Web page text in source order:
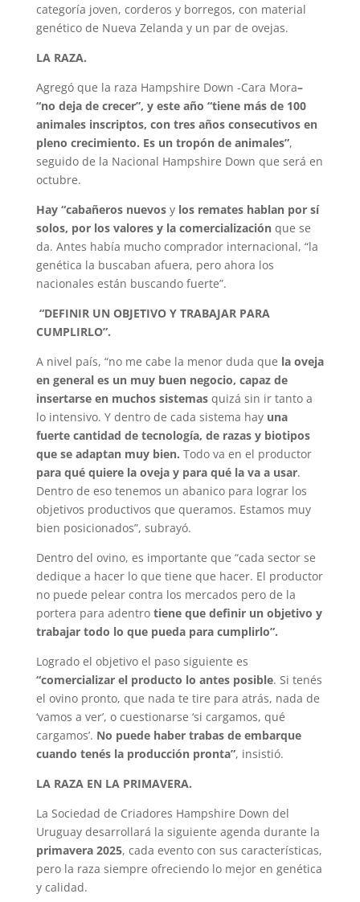
categoría joven, corderos y borregos, con material
genético de Nueva Zelanda y un par de ovejas.
LA RAZA.
Agregó que la raza Hampshire Down -Cara Mora–
“no deja de crecer”, y este año “tiene más de 100
animales inscriptos, con tres años consecutivos en
pleno crecimiento. Es un tropón de animales”,
seguido de la Nacional Hampshire Down que será en
octubre.
Hay “cabañeros nuevosy los remates hablan por sí
solos, por los valores y la comercialización que se
da. Antes había mucho comprador internacional, “la
genética la buscaban afuera, pero ahora los
nacionales están buscando fuerte”.
“DEFINIR UN OBJETIVO Y TRABAJAR PARA
CUMPLIRLO”.
A nivel país, “no me cabe la menor duda que la oveja
en general es un muy buen negocio, capaz de
insertarse en muchos sistemasquizá sin ir tanto a
lo intensivo. Y dentro de cada sistema hay una
fuerte cantidad de tecnología, de razas y biotipos
que se adaptan muy bien. Todo va en el productor
para qué quiere la oveja y para qué la va a usar.
Dentro de eso tenemos un abanico para lograr los
objetivos productivos que queramos. Estamos muy
bien posicionados”, subrayó.
Dentro del ovino, es importante que “cada sector se
dedique a hacer lo que tiene que hacer. El productor
no puede pelear contra los mercados pero de la
portera para adentro tiene que definir un objetivo y
trabajar todo lo que pueda para cumplirlo”.
Logrado el objetivo el paso siguiente es
“comercializar el producto lo antes posible. Si tenés
el ovino pronto, que nada te tire para atrás, nada de
‘vamos a ver’, o cuestionarse ‘si cargamos, qué
cargamos’. No puede haber trabas de embarque
cuando tenés la producción pronta”, insistió.
LA RAZA EN LA PRIMAVERA.
La Sociedad de Criadores Hampshire Down del
Uruguay desarrollará la siguiente agenda durante la
primavera 2025, cada evento con sus características,
pero la raza siempre ofreciendo lo mejor en genética
y calidad.